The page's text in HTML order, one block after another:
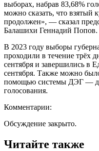
выборах, набрав 83,68%
можно сказать, что взятый
продолжен», — сказал
Балашихи Геннадий Попов.
В 2023 году выборы
проходили в течение трёх
сентября и завершились в
сентября. Также можно
помощью системы ДЭГ —
голосования.
Комментарии:
Обсуждение закрыто.
Читайте также